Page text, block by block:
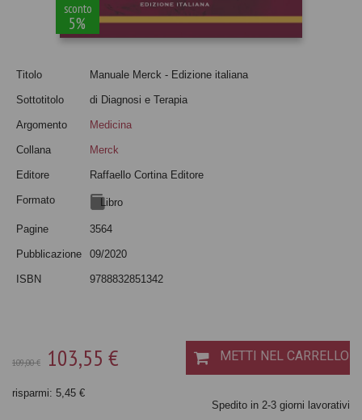
sconto
5%
Titolo Manuale Merck - Edizione italiana
Sottotitolo di Diagnosi e Terapia
Argomento Medicina
Collana Merck
Editore Raffaello Cortina Editore
Formato Libro
Pagine 3564
Pubblicazione 09/2020
ISBN 9788832851342
109,00 € 103,55 € METTI NEL CARRELLO
risparmi: 5,45 €
Spedito in 2-3 giorni lavorativi